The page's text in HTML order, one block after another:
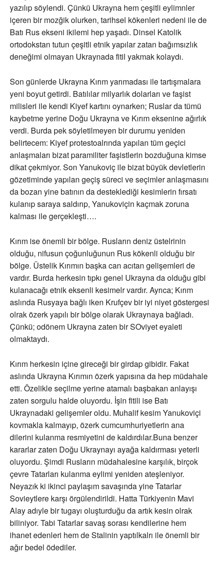
yazılıp söylendi. Çünkü Ukrayna hem çeşitli eylimnler
içeren bir mozğik olurken, tarihsel kökenleri nedeni ile de
Batı Rus ekseni ikilemi hep yaşadı. Dinsel Katolik
ortodokstan tutun çeşitli etnik yapılar zatan bağımsızlık
deneğimi olmayan Ukraynada fitil yakmak kolaydı.
Son günlerde Ukrayna Kırım yarımadası ile tartışmalara
yeni boyut getirdi. Batılılar milyarlık dolarları ve faşist
milisleri ile kendi Kiyef kartını oynarken; Ruslar da tümü
kaybetme yerine Doğu Ukrayna ve Kırım eksenine ağırlık
verdi. Burda pek söyletilmeyen bir durumu yeniden
belirtecem: Kiyef protestoalrında yapılan tüm geçici
anlaşmaları bizat paramiliter faşistlerin bozduğuna kimse
dikat çekmiyor. Son Yanukoviç ile bizat büyük devletlerin
gözetiminde yapılan geçiş süreci ve seçimler anlaşmasını
da bozan yine batının da desteklediği kesimlerin fırsatı
kulanıp saraya saldırıp, Yanukoviçin kaçmak zoruna
kalması ile gerçekleşti….
Kırım ise önemli bir bölge. Rusların deniz üstelrinin
olduğu, nifusun çoğunluğunun Rus kökenli olduğu bir
bölge. Üstelik Kırımın başka can acıtan gelişemleri de
vardır. Burda herkesin tıpkı genel Ukrayna da olduğu gibi
kulanacağı etnik eksenli kesimelr vardır. Ayrıca; Kırım
aslında Rusyaya bağlı iken Krufçev bir iyi niyet göstergesi
olrak özerk yapılı bir bölge olarak Ukraynaya bağladı.
Çünkü; odönem Ukrayna zaten bir SOviyet eyaleti
olmaktaydı.
Kırım herkesin içine gireceği bir girdap gibidir. Fakat
aslında Ukrayna Kırımın özerk yapısına da hep müdahale
etti. Özelikle seçilme yerine atamalı başbakan anlayışı
zaten sorgulu halde oluyordu. İşin fitili ise Batı
Ukraynadaki gelişemler oldu. Muhalif kesim Yanukoviçi
kovmakla kalmayıp, özerk cumcumhuriyetlerin ana
dilerini kulanma resmiyetini de kaldırdılar.Buna benzer
kararlar zaten Doğu Ukraynayı ayağa kaldırması yeterli
oluyordu. Şimdi Rusların müdahalesine karşılık, birçok
çevre Tatarları kulanma eylimi yeniden ateşleniyor.
Neyazık ki ikinci paylaşım savaşında yine Tatarlar
Sovieytlere karşı örgülendirildi. Hatta Türkiyenin Mavi
Alay adıyle bir tugayı oluşturduğu da artık kesin olrak
biliniyor. Tabi Tatarlar savaş sorası kendilerine hem
ihanet edenleri hem de Stalinin yaptılkalrı ile önemli bir
ağır bedel ödediler.